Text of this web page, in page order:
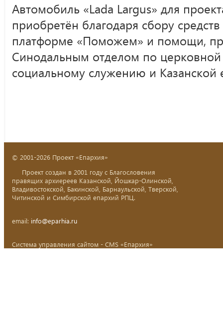
Автомобиль «Lada Largus» для
приобретён благодаря сбору
платформе «Поможем» и помощи,
Синодальным отделом по церковной
социальному служению и Казанской
© 2001-2026 Проект «Епархия»
Проект создан в 2001 году с Благословения
правящих архиереев Казанской, Йошкар-Олинской,
Владивостокской, Бакинской, Барнаульской, Тверской,
Читинской и Симбирской епархий РПЦ.
email: info@eparhia.ru
Система управления сайтом - CMS «Епархия»